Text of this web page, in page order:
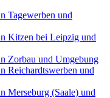
Tagewerben und
Kitzen bei Leipzig und
Zorbau und Umgebung
Reichardtswerben und
Merseburg (Saale) und